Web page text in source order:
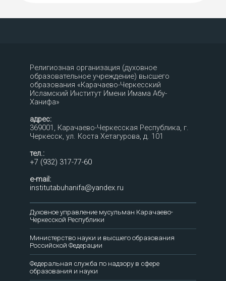
Религиозная организация (духовное
образовательное учреждение) высшего
образования «Карачаево-Черкесский
Исламский Институт Имени Имама Абу-
Ханифа»
адрес:
369001, Карачаево-Черкесская Республика, г.
Черкесск, ул. Коста Хетагурова, д. 101
тел.:
+7 (932) 317-77-60
e-mail:
institutabuhanifa@yandex.ru
Духовное управление мусульман Карачаево-
Черкесской Республики
Министерство науки и высшего образования
Российской Федерации
Федеральная служба по надзору в сфере
образования и науки